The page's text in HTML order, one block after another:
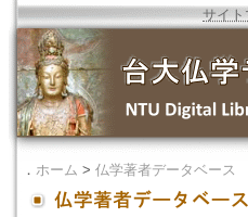
サイト
． ホーム > 仏学著者データベース